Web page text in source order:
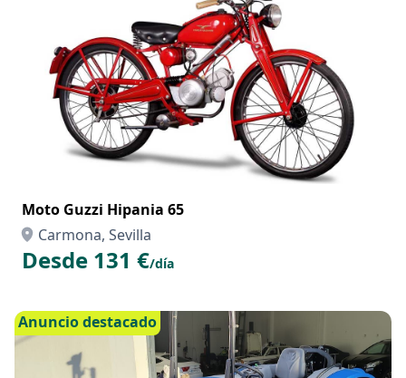
Moto Guzzi Hipania 65
Carmona, Sevilla
Desde 131 €/día
Anuncio destacado